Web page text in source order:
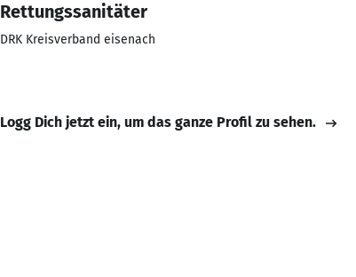
Rettungssanitäter
DRK Kreisverband eisenach
Logg Dich jetzt ein, um das ganze Profil zu sehen.